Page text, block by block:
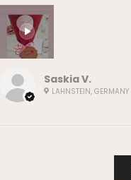
Saskia V.
LAHNSTEIN, GERMANY